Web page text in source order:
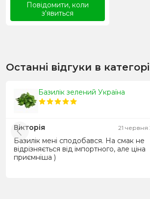
Повідомити, коли
з'явиться
Останні відгуки в
Базилік зелений Україна
Вікторія 21 червня
Базилік мені сподобався. На смак не
відрізняється від імпортного, але ціна
приємніша )